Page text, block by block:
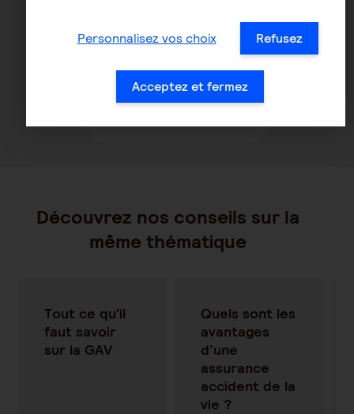
Préservez l'avenir de
votre proche
Découvrez nos conseils sur la
même thématique
Tout ce qu'il
faut savoir
sur la GAV
Quels sont les
avantages
d’une
assurance
accident de la
vie ?
Personnalisez vos choix Refusez
Acceptez et fermez